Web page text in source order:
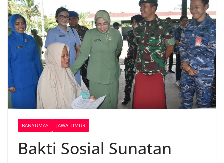
BANYUMAS JAWA TIMUR
Bakti Sosial Sunatan